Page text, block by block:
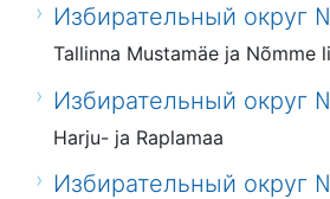
Избирательный округ
Tallinna Mustamäe ja Nõmme
Избирательный округ
Harju- ja Raplamaa
Избирательный округ